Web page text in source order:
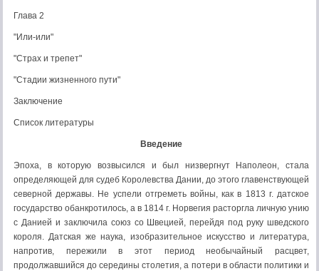
Глава 2
"Или-или"
"Страх и трепет"
"Стадии жизненного пути"
Заключение
Список литературы
Введение
Эпоха, в которую возвысился и был низвергнут Наполеон, стала
определяющей для судеб Королевства Дании, до этого главенствующей
северной державы. Не успели отгреметь войны, как в 1813 г. датское
государство обанкротилось, а в 1814 г. Норвегия расторгла личную унию
с Данией и заключила союз со Швецией, перейдя под руку шведского
короля. Датская же наука, изобразительное искусство и литература,
напротив, пережили в этот период необычайный расцвет,
продолжавшийся до середины столетия, а потери в области политики и